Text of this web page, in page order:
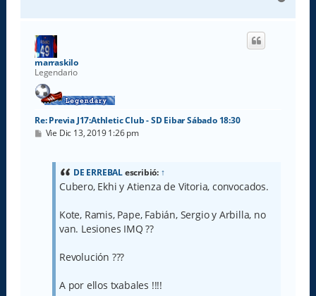
r
marraskilo
Legendario
Re: Previa J17:Athletic Club - SD Eibar Sábado 18:30
M
Vie Dic 13, 2019 1:26 pm
DE ERREBALescribió: ↑
Cubero, Ekhi y Atienza de Vitoria, convocados.
Kote, Ramis, Pape, Fabián, Sergio y Arbilla, no
van. Lesiones IMQ ??
Revolución ???
A por ellos txabales !!!!